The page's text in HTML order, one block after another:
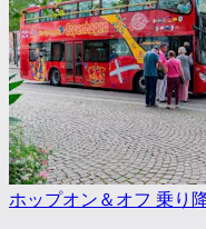
ホップオン＆オフ 乗り